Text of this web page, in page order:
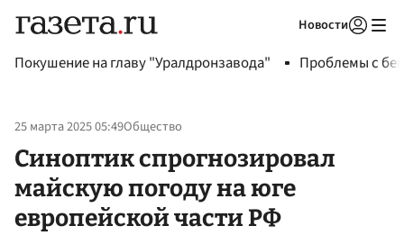
Новости
Покушение на главу "Уралдронзавода" Проблемы с
25 марта 2025 05:49Общество
Синоптик спрогнозировал
майскую погоду на юге
европейской части РФ